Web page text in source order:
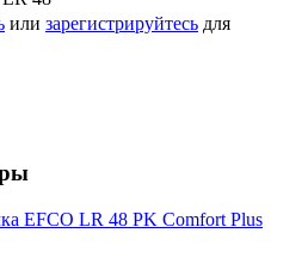
или зарегистрируйтесь для